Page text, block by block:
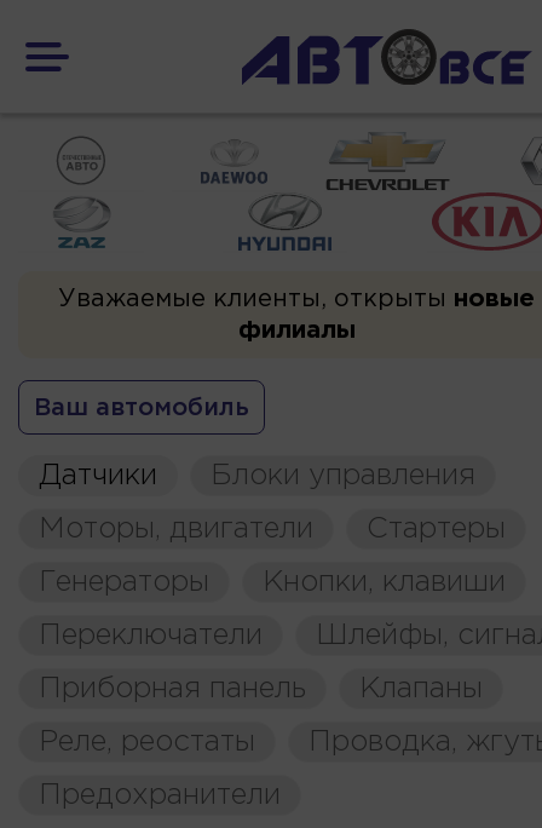
Уважаемые клиенты, открыты новые
филиалы
Ваш автомобиль
Датчики
Блоки управления
Моторы, двигатели
Стартеры
Генераторы
Кнопки, клавиши
Переключатели
Шлейфы,
Приборная панель
Клапаны
Реле, реостаты
Проводка,
Предохранители